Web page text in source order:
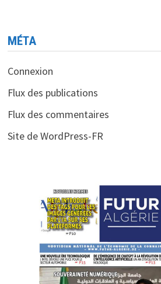
MÉTA
Connexion
Flux des publications
Flux des commentaires
Site de WordPress-FR